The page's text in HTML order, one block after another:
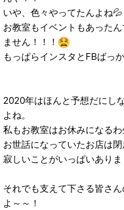
いや、色々やってたんよね💦
お教室もイベントもあった
ません！！！
もっぱらインスタとFBばっ
2020年はほんと予想だにし
よね。
私もお教室はお休みになる
お世話になっていたお店は
寂しいことがいっぱいありま
それでも支えて下さる皆さ
よ～～！